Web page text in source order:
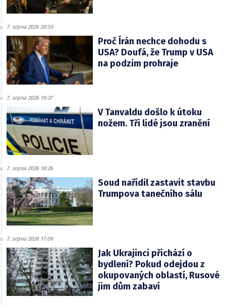
7. srpna 2026 20:55
Proč Írán nechce dohodu s
USA? Doufá, že Trump v USA
na podzim prohraje
7. srpna 2026 19:37
V Tanvaldu došlo k útoku
nožem. Tři lidé jsou zranění
7. srpna 2026 18:26
Soud nařídil zastavit stavbu
Trumpova tanečního sálu
7. srpna 2026 17:09
Jak Ukrajinci přichází o
bydlení? Pokud odejdou z
okupovaných oblastí, Rusové
jim dům zabaví